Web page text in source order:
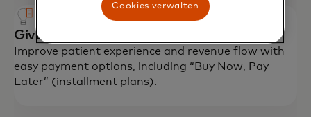
Give patients flexible payment options
Improve patient experience and revenue flow with
easy payment options, including “Buy Now, Pay
Later” (installment plans).
Cookies verwalten